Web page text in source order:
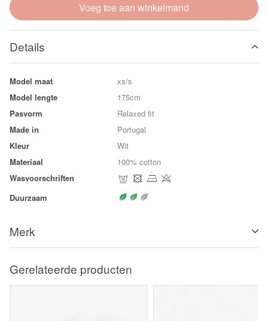
Voeg toe aan winkelmand
Details
Model maat
xs/s
Model lengte
175cm
Pasvorm
Relaxed fit
Made in
Portugal
Kleur
Wit
Materiaal
100% cotton
Wasvoorschriften
Duurzaam
Merk
Gerelateerde producten